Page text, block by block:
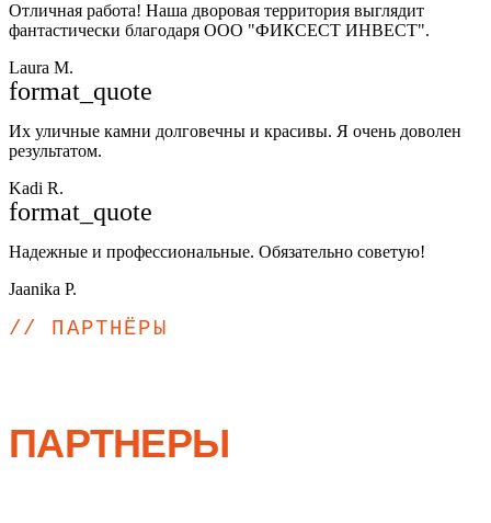
Отличная работа! Наша дворовая территория выглядит
фантастически благодаря ООО "ФИКСЕСТ ИНВЕСТ".
Laura M.
format_quote
Их уличные камни долговечны и красивы. Я очень доволен
результатом.
Kadi R.
format_quote
Надежные и профессиональные. Обязательно советую!
Jaanika P.
// ПАРТНЁРЫ
ПАРТНЕРЫ